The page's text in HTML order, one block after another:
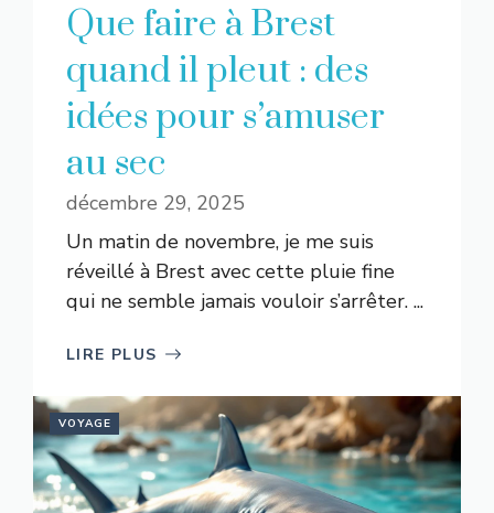
Que faire à Brest
quand il pleut : des
idées pour s’amuser
au sec
décembre 29, 2025
Un matin de novembre, je me suis
réveillé à Brest avec cette pluie fine
qui ne semble jamais vouloir s’arrêter. ...
LIRE PLUS
VOYAGE